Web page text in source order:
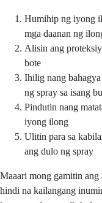
Humihip ng iyong
mga daanan ng
Alisin ang
bote
Ihilig nang
ng spray sa isang
Pindutin nang
iyong ilong
Ulitin para sa
ang dulo ng spray
Maaari mong gamitin ang
hindi na kailangang